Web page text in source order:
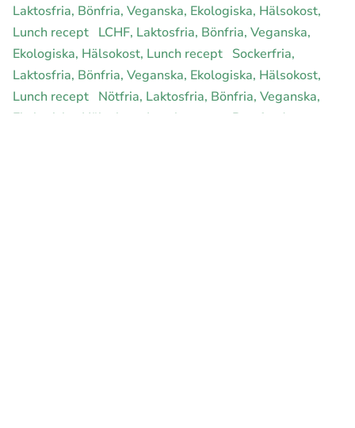
Laktosfria, Bönfria, Veganska, Ekologiska, Hälsokost,
Lunch recept LCHF, Laktosfria, Bönfria, Veganska,
Ekologiska, Hälsokost, Lunch recept Sockerfria,
Laktosfria, Bönfria, Veganska, Ekologiska, Hälsokost,
Lunch recept Nötfria, Laktosfria, Bönfria, Veganska,
Ekologiska, Hälsokost, Lunch recept
Rawfood,